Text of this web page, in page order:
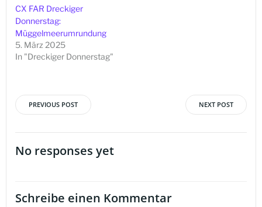
CX FAR Dreckiger
Donnerstag:
Müggelmeerumrundung
5. März 2025
In "Dreckiger Donnerstag"
Beitragsnavigation
PREVIOUS POST NEXT POST
No responses yet
Schreibe einen Kommentar